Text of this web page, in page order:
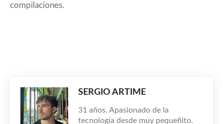
compilaciones.
SERGIO ARTIME
31 años. Apasionado de la
tecnología desde muy pequeñito.